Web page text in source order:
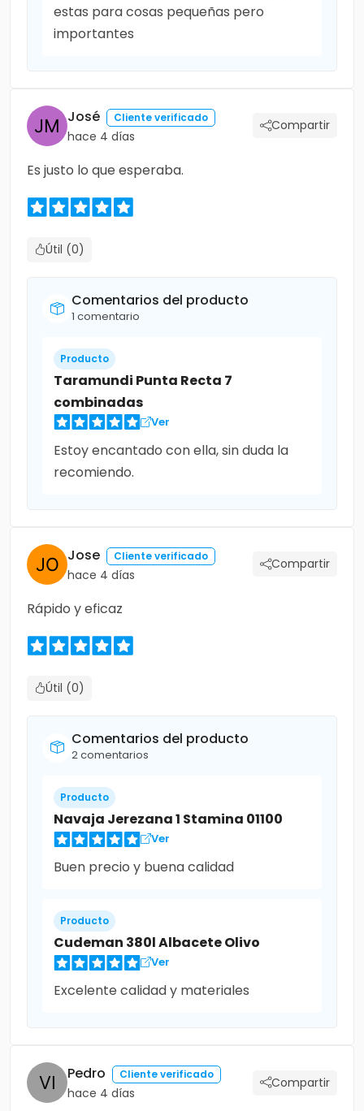
estas para cosas pequeñas pero
importantes
José Cliente verificado
hace 4 días
Compartir
Es justo lo que esperaba.
Útil (0)
Comentarios del producto
1 comentario
Producto
Taramundi Punta Recta 7
combinadas
Ver
Estoy encantado con ella, sin duda la
recomiendo.
Jose Cliente verificado
hace 4 días
Compartir
Rápido y eficaz
Útil (0)
Comentarios del producto
2 comentarios
Producto
Navaja Jerezana 1 Stamina 01100
Ver
Buen precio y buena calidad
Producto
Cudeman 380l Albacete Olivo
Ver
Excelente calidad y materiales
Pedro Cliente verificado
hace 4 días
Compartir